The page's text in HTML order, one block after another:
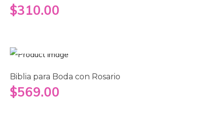
$310.00
Biblia para Boda con Rosario
$569.00